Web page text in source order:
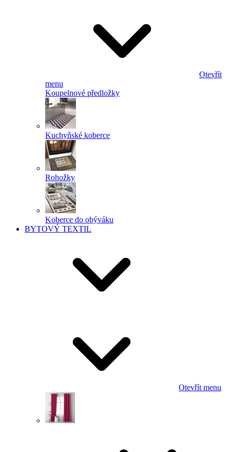
Otevřít
menu
Koupelnové předložky
Kuchyňské koberce
Rohožky
Koberce do obýváku
BYTOVÝ TEXTIL
Otevřít menu